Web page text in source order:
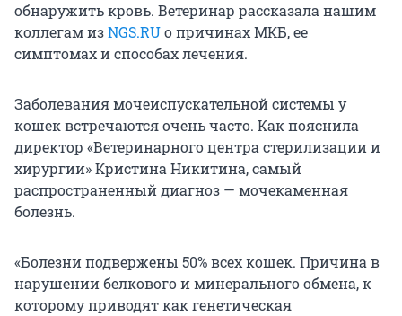
обнаружить кровь. Ветеринар рассказала нашим
коллегам изNGS.RUо причинах МКБ, ее
симптомах и способах лечения.
Заболевания мочеиспускательной системы у
кошек встречаются очень часто. Как пояснила
директор «Ветеринарного центра стерилизации и
хирургии» Кристина Никитина, самый
распространенный диагноз — мочекаменная
болезнь.
«Болезни подвержены 50% всех кошек. Причина в
нарушении белкового и минерального обмена, к
которому приводят как генетическая